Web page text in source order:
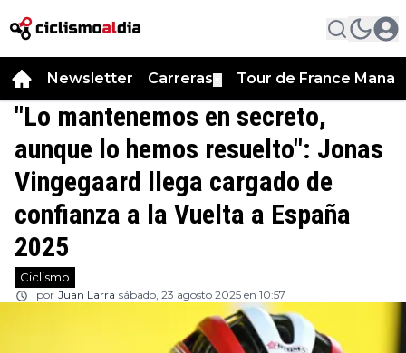
Newsletter Carreras Tour de France
"Lo mantenemos en secreto,
aunque lo hemos resuelto": Jonas
Vingegaard llega cargado de
confianza a la Vuelta a España
2025
Ciclismo
por Juan Larra sábado, 23 agosto 2025 en 10:57